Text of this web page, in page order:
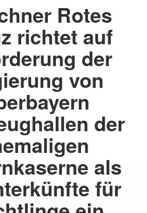
Rotes
richtet auf
der
von
der
als
für